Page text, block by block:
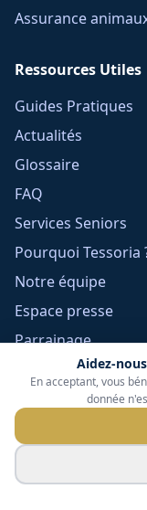
Aidez-
En acceptant, vous
donnée
Assurance
Ressources Utiles
Guides Pratiques
Actualités
Glossaire
FAQ
Services Seniors
Pourquoi Tessoria
Notre équipe
Espace presse
Parrainage
Informations
Mentions légales
Confidentialité